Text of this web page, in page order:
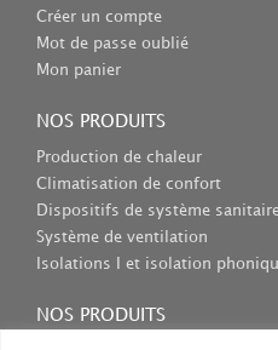
Créer un compte
Mot de passe oublié
Mon panier
NOS PRODUITS
Production de chaleur
Climatisation de confort
Dispositifs de système
Système de ventilation
Isolations I et isolation
NOS PRODUITS